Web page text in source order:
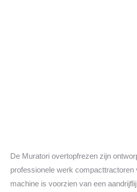
De Muratori overtopfrezen zijn
professionele werk compacttractoren
machine is voorzien van een